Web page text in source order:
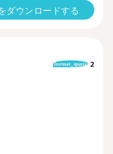
ダウンロードする
format_quote 2